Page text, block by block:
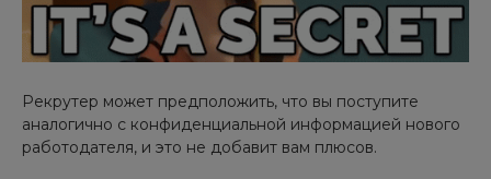
Рекрутер может предположить, что вы поступите
аналогично с конфиденциальной информацией нового
работодателя, и это не добавит вам плюсов.